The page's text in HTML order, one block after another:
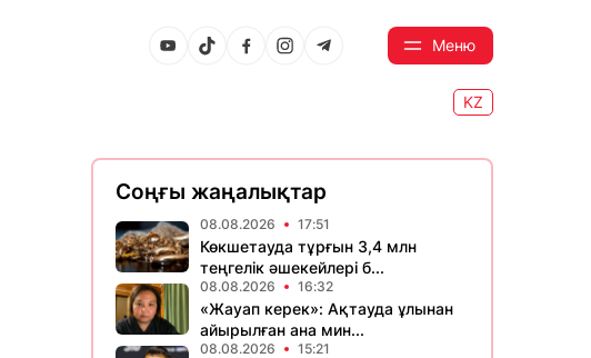
Меню
KZ
Соңғы жаңалықтар
08.08.2026 17:51
Көкшетауда тұрғын 3,4 млн
теңгелік әшекейлері б...
08.08.2026 16:32
«Жауап керек»: Ақтауда ұлынан
айырылған ана мин...
08.08.2026 15:21